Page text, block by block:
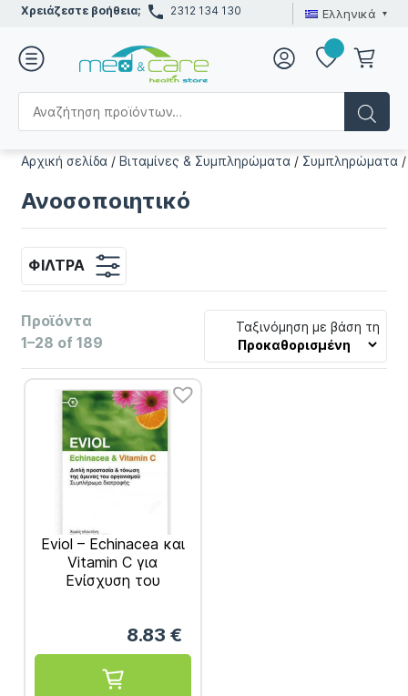
Χρειάζεστε βοήθεια; 2312 134 130 Ελληνικά
Αρχική σελίδα /Βιταμίνες & Συμπληρώματα / Συμπληρώματα
Ανοσοποιητικό
ΦΊΛΤΡΑ
Προϊόντα
1–28 of 189
Ταξινόμηση με βάση τη
Eviol – Echinacea και
Vitamin C για
Ενίσχυση του
8.83 €